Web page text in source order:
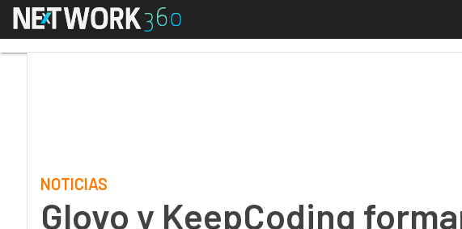
Menú
NOTICIAS
Glovo y KeepCoding